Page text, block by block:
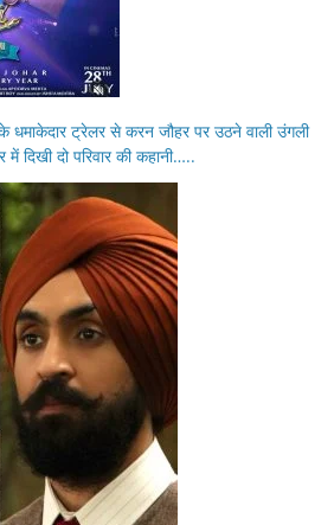
धमाकेदार ट्रेलर से करन जौहर पर उठने वाली उंगली
दिखी दो परिवार की कहानी…..